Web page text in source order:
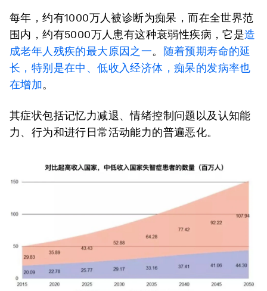
每年，约有1000万人被诊断为痴呆，而在全世界范
围内，约有5000万人患有这种衰弱性疾病，它是造
成老年人残疾的最大原因之一。 随着预期寿命的延
长，特别是在中、低收入经济体， 痴呆的发病率也
在增加。
其症状包括记忆力减退、情绪控制问题以及认知能
力、行为和进行日常活动能力的普遍恶化。